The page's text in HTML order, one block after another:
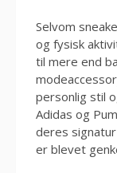
Selvom
og fysisk
til mere end
personlig stil
Adidas og
deres
er blevet